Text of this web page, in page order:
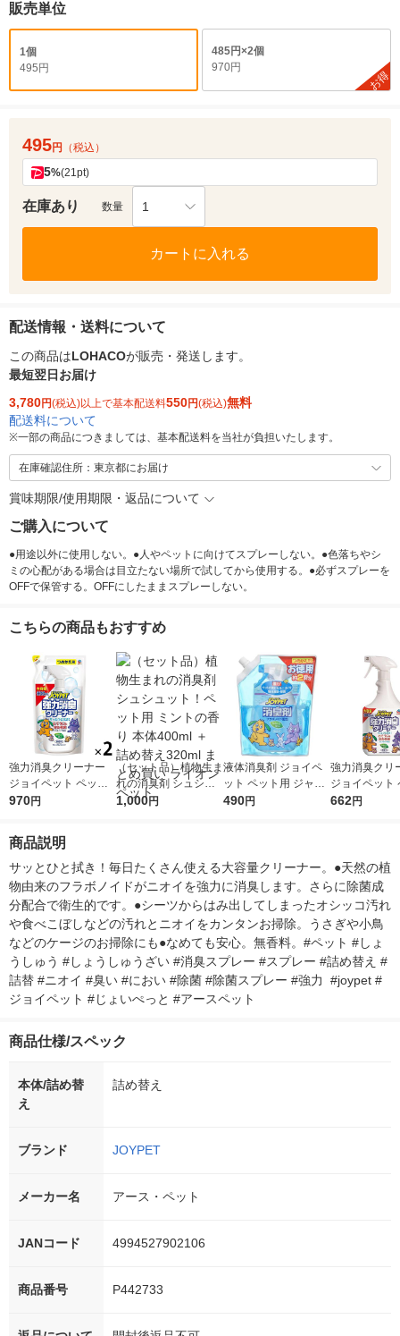
販売単位
1個
495円
485円×2個
970円
お得
495円 （税込）
5%(21pt)
在庫あり 数量 1
カートに入れる
配送情報・送料について
この商品はLOHACOが販売・発送します。
最短翌日お届け
3,780円(税込)以上で基本配送料550円(税込)無料
配送料について
※一部の商品につきましては、基本配送料を当社が負担いたします。
在庫確認住所：東京都にお届け
賞味期限/使用期限・返品について
ご購入について
●用途以外に使用しない。●人やペットに向けてスプレーしない。●色落ちやシ
ミの心配がある場合は目立たない場所で試してから使用する。●必ずスプレーを
OFFで保管する。OFFにしたままスプレーしない。
こちらの商品もおすすめ
強力消臭クリーナー
ジョイペット ペット
用 詰め替え 800ml 2
970円
（セット品）植物生ま
れの消臭剤 シュシュ
ット！ペット用 ミン
ット
1,000円
液体消臭剤 ジョイペ
ット ペット用 ジャン
ボパック お徳用 詰め
490円
強力消臭クリ
ジョイペット
用 大容量 本
662円
商品説明
サッとひと拭き！毎日たくさん使える大容量クリーナー。●天然の植
物由来のフラボノイドがニオイを強力に消臭します。さらに除菌成
分配合で衛生的です。●シーツからはみ出してしまったオシッコ汚れ
や食べこぼしなどの汚れとニオイをカンタンお掃除。うさぎや小鳥
などのケージのお掃除にも●なめても安心。無香料。#ペット #しょ
うしゅう #しょうしゅうざい #消臭スプレー #スプレー #詰め替え #
詰替 #ニオイ #臭い #におい #除菌 #除菌スプレー #強力  #joypet #
ジョイペット #じょいぺっと #アースペット
商品仕様/スペック
本体/詰め替
え
詰め替え
ブランド JOYPET
メーカー名 アース・ペット
JANコード 4994527902106
商品番号 P442733